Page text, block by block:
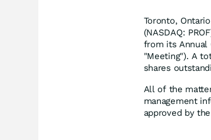
Toronto,
(NASDAQ:
from its Annual
"Meeting"). A
shares
All of the
management
approved by